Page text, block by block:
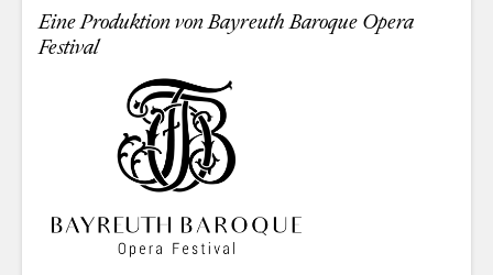
Eine Produktion von Bayreuth Baroque Opera
Festival